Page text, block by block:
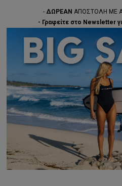
- ΔΩΡΕΑΝ ΑΠΟΣΤΟΛΗ ΜΕ
- Γραφείτε στο Newsletter